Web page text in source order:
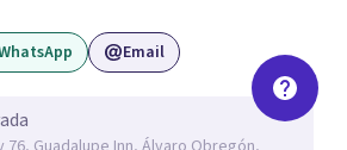
de dónde viene aquello que hoy
origen, tus emociones y
pasadas como presentes. Es un lugar
tu mundo interno o cualquier
Email